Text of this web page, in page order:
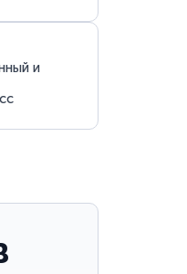
и